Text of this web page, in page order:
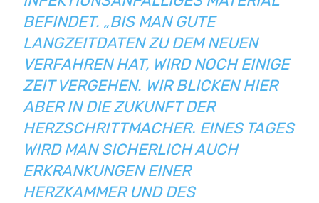
BEFINDET. „BIS MAN GUTE
LANGZEITDATEN ZU DEM NEUEN
VERFAHREN HAT, WIRD NOCH EINIGE
ZEIT VERGEHEN. WIR BLICKEN HIER
ABER IN DIE ZUKUNFT DER
HERZSCHRITTMACHER. EINES TAGES
WIRD MAN SICHERLICH AUCH
ERKRANKUNGEN EINER
HERZKAMMER UND DES